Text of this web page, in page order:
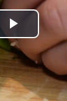
Play
Video